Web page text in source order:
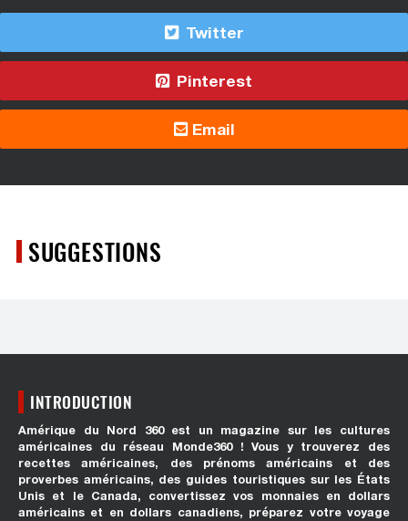
Twitter
Pinterest
Email
SUGGESTIONS
INTRODUCTION
Amérique du Nord 360 est un magazine sur les cultures
américaines du réseau Monde360 ! Vous y trouverez des
recettes américaines, des prénoms américains et des
proverbes américains, des guides touristiques sur les États
Unis et le Canada, convertissez vos monnaies en dollars
américains et en dollars canadiens, préparez votre voyage